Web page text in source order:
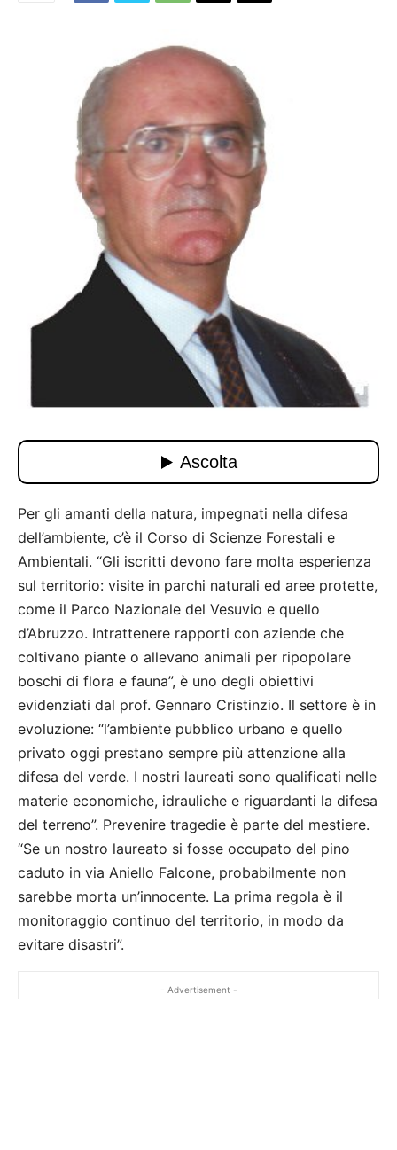
Per gli amanti della natura, impegnati nella difesa
dell’ambiente, c’è il Corso di Scienze Forestali e
Ambientali. “Gli iscritti devono fare molta esperienza
sul territorio: visite in parchi naturali ed aree protette,
come il Parco Nazionale del Vesuvio e quello
d’Abruzzo. Intrattenere rapporti con aziende che
coltivano piante o allevano animali per ripopolare
boschi di flora e fauna”, è uno degli obiettivi
evidenziati dal prof. Gennaro Cristinzio. Il settore è in
evoluzione: “l’ambiente pubblico urbano e quello
privato oggi prestano sempre più attenzione alla
difesa del verde. I nostri laureati sono qualificati nelle
materie economiche, idrauliche e riguardanti la difesa
del terreno”. Prevenire tragedie è parte del mestiere.
“Se un nostro laureato si fosse occupato del pino
caduto in via Aniello Falcone, probabilmente non
sarebbe morta un’innocente. La prima regola è il
monitoraggio continuo del territorio, in modo da
evitare disastri”.
- Advertisement -